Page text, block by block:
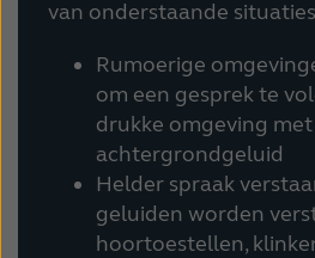
van onderstaande
Rumoerige
om een gesprek te
drukke omgeving
achtergrondgeluid
Helder spraak
geluiden worden
hoortoestellen,